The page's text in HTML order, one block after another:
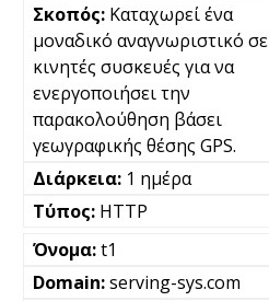
Καταχωρεί ένα
μοναδικό αναγνωριστικό σε
κινητές συσκευές για να
ενεργοποιήσει την
παρακολούθηση βάσει
γεωγραφικής θέσης GPS.
1 ημέρα
HTTP
t1
serving-sys.com